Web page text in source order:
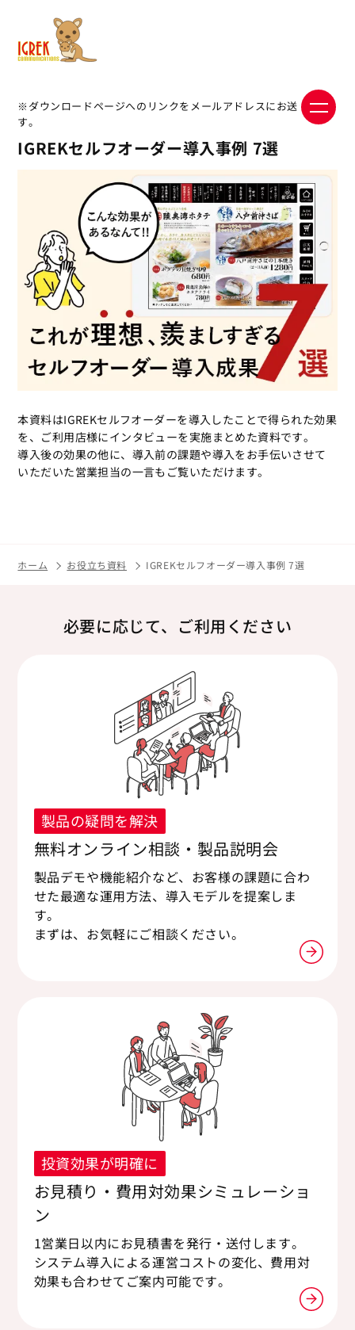
※ダウンロードページへのリンクをメールアドレスにお送りしま
す。
IGREKセルフオーダー導入事例 7選
本資料はIGREKセルフオーダーを導入したことで得られた効果
を、ご利用店様にインタビューを実施まとめた資料です。
導入後の効果の他に、導入前の課題や導入をお手伝いさせて
いただいた営業担当の一言もご覧いただけます。
ホーム お役立ち資料 IGREKセルフオーダー導入事例 7選
必要に応じて、ご利用ください
製品の疑問を解決
無料オンライン相談・製品説明会
製品デモや機能紹介など、お客様の課題に合わ
せた最適な運用方法、導入モデルを提案しま
す。
まずは、お気軽にご相談ください。
投資効果が明確に
お見積り・費用対効果シミュレーショ
ン
1営業日以内にお見積書を発行・送付します。
システム導入による運営コストの変化、費用対
効果も合わせてご案内可能です。